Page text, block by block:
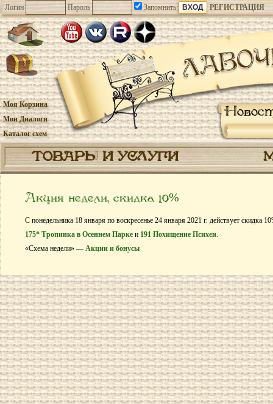
Логин Пароль Запомнить РЕГИСТРАЦИЯ
Моя Корзина
Мои Диалоги
Каталог схем
ТОВАРЫ И УСЛУГИ
Акция недели, скидка 10%
С понедельника 18 января по воскресенье 24 января 2021 г. действует скидка
175* Тропинка в Осеннем Парке и 191 Похищение Психеи.
«Схема недели» — Акции и бонусы